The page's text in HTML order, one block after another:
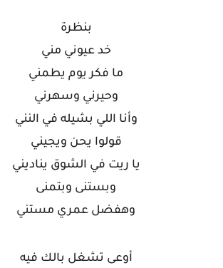
بنظرة
خد عيوني مني
ما فكر يوم يطمني
وحيرني وسهرني
وأنا اللي بشيله في النني
قولوا يحن ويجيني
يا ريت في الشوق يناديني
وبستنى وبتمنى
وهفضل عمري مستني
أوعى تشغل بالك فيه